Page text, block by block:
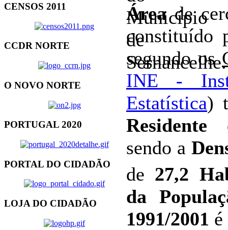
CENSOS 2011
CCDR NORTE
O NOVO NORTE
PORTUGAL 2020
PORTAL DO CIDADÃO
LOJA DO CIDADÃO
Áreade
constituído
segundo os
INE -
Estatística)
Residente
sendo a
de 27,2
da
1991/2001